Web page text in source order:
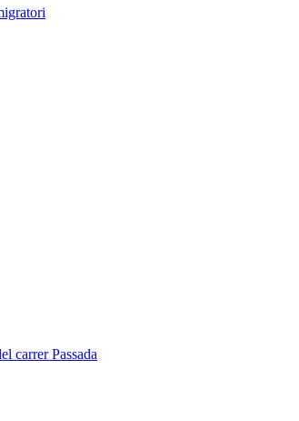
carrer Passada